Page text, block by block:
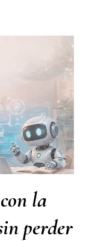
la
perder